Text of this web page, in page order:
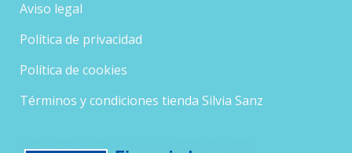
Aviso legal
Política de privacidad
Política de cookies
Términos y condiciones tienda Silvia Sanz